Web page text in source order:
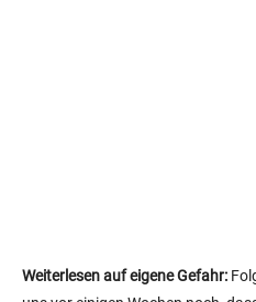
Weiterlesen auf eigene Gefahr: